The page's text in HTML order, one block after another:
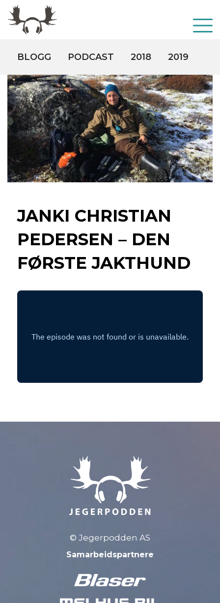
BLOGG PODCAST 2018 2019
JANKI CHRISTIAN
PEDERSEN – DEN
FØRSTE JAKTHUND
© Jegerpodden AS
Samarbeidspartnere